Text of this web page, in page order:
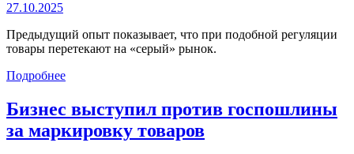
27.10.2025
Предыдущий опыт показывает, что при подобной регуляции
товары перетекают на «серый» рынок.
Подробнее
Бизнес выступил против госпошлины
за маркировку товаров